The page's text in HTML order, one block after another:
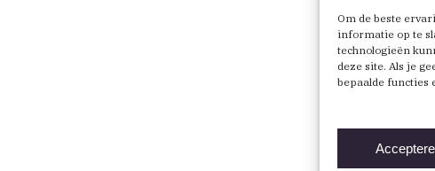
Om de beste
informatie op te
technologieën
deze site. Als je
bepaalde functies